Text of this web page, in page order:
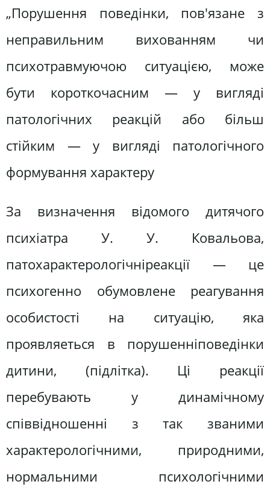
„Порушення поведінки, пов'язане з
неправильним вихованням чи
психотравмуючою ситуацією, може
бути короткочасним — у вигляді
патологічних реакцій або більш
стійким — у вигляді патологічного
формування характеру
За визначення відомого дитячого
психіатра У. У. Ковальова,
патохарактерологічніреакції — це
психогенно обумовлене реагування
особистості на ситуацію, яка
проявляеться в порушенніповедінки
дитини, (підлітка). Ці реакції
перебувають у динамічному
співвідношенні з так званими
характерологічними, природними,
нормальними психологічними